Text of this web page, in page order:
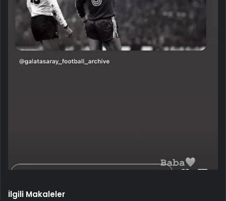
İlgili Makaleler